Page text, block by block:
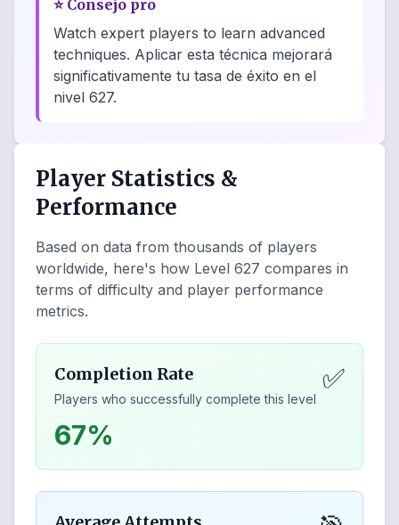
⭐ Consejo pro
Watch expert players to learn advanced
techniques. Aplicar esta técnica mejorará
significativamente tu tasa de éxito en el
nivel 627.
Player Statistics &
Performance
Based on data from thousands of players
worldwide, here's how Level 627 compares in
terms of difficulty and player performance
metrics.
Completion Rate
Players who successfully complete this level
✅
67%